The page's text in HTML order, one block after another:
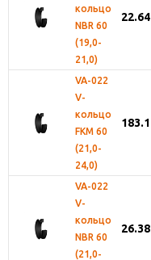
кольцо
NBR 60
(19,0-
21,0)
22.64
VA-022
V-
кольцо
FKM 60
(21,0-
24,0)
VA-022
V-
кольцо
NBR 60
(21,0-
26.38